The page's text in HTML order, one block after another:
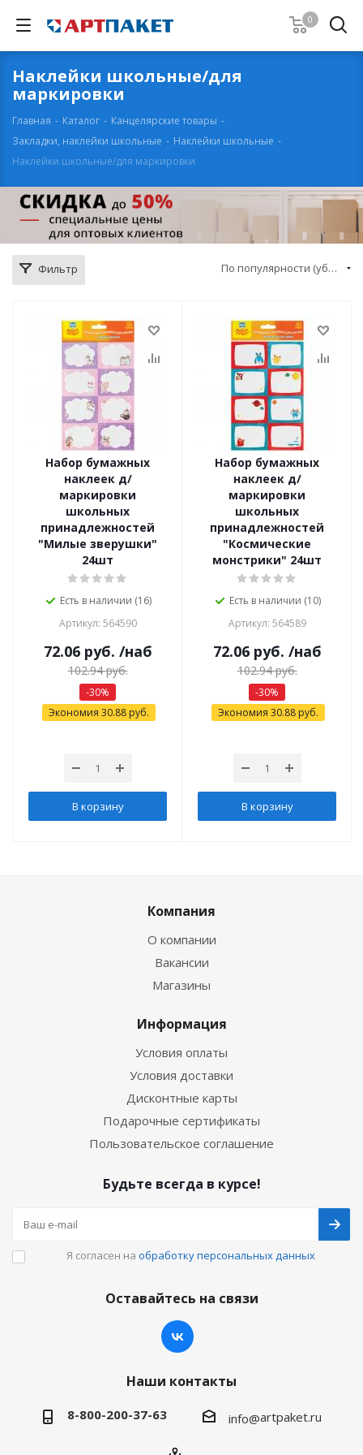
0
Наклейки школьные/для
маркировки
Главная - Каталог - Канцелярские товары -
Закладки, наклейки школьные - Наклейки школьные -
Наклейки школьные/для маркировки
Фильтр По популярности (убывание)
Набор бумажных
наклеек д/
маркировки
школьных
принадлежностей
"Милые зверушки"
24шт
Есть в наличии (16)
Артикул: 564590
72.06руб. /наб
102.94руб.
-30%
Экономия 30.88 руб.
В корзину
Набор бумажных
наклеек д/
маркировки
школьных
принадлежностей
"Космические
монстрики" 24шт
Есть в наличии (10)
Артикул: 564589
72.06руб. /наб
102.94руб.
-30%
Экономия 30.88 руб.
В корзину
Компания
О компании
Вакансии
Магазины
Информация
Условия оплаты
Условия доставки
Дисконтные карты
Подарочные сертификаты
Пользовательское соглашение
Будьте всегда в курсе!
Я согласен на обработку персональных данных
Оставайтесь на связи
Наши контакты
8-800-200-37-63 info@artpaket.ru